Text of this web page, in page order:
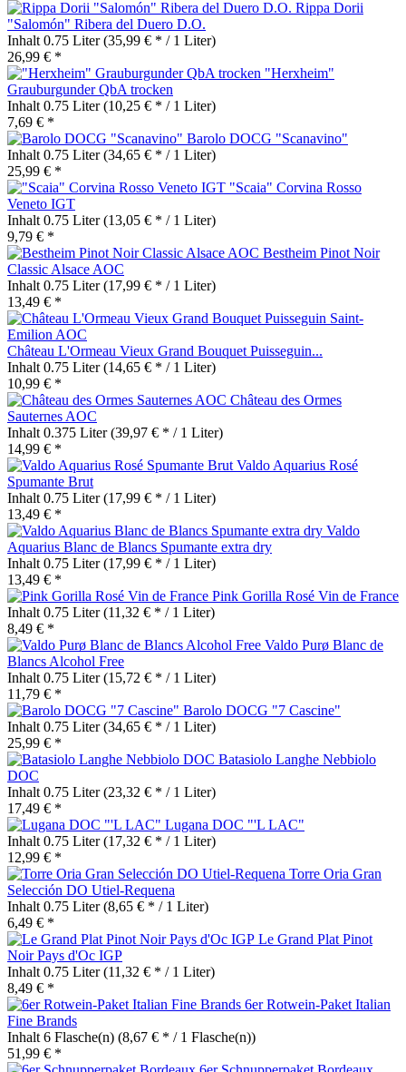
Rippa Dorii
"Salomón" Ribera del Duero D.O.
Inhalt 0.75 Liter(35,99 € * / 1 Liter)
26,99 € *
"Herxheim"
Grauburgunder QbA trocken
Inhalt 0.75 Liter(10,25 € * / 1 Liter)
7,69 € *
Barolo DOCG "Scanavino"
Inhalt 0.75 Liter(34,65 € * / 1 Liter)
25,99 € *
"Scaia" Corvina Rosso
Veneto IGT
Inhalt 0.75 Liter(13,05 € * / 1 Liter)
9,79 € *
Bestheim Pinot Noir
Classic Alsace AOC
Inhalt 0.75 Liter(17,99 € * / 1 Liter)
13,49 € *
Château L'Ormeau Vieux Grand Bouquet Puisseguin...
Inhalt 0.75 Liter(14,65 € * / 1 Liter)
10,99 € *
Château des Ormes
Sauternes AOC
Inhalt 0.375 Liter(39,97 € * / 1 Liter)
14,99 € *
Valdo Aquarius Rosé
Spumante Brut
Inhalt 0.75 Liter(17,99 € * / 1 Liter)
13,49 € *
Valdo
Aquarius Blanc de Blancs Spumante extra dry
Inhalt 0.75 Liter(17,99 € * / 1 Liter)
13,49 € *
Pink Gorilla Rosé Vin de France
Inhalt 0.75 Liter(11,32 € * / 1 Liter)
8,49 € *
Valdo Purø Blanc de
Blancs Alcohol Free
Inhalt 0.75 Liter(15,72 € * / 1 Liter)
11,79 € *
Barolo DOCG "7 Cascine"
Inhalt 0.75 Liter(34,65 € * / 1 Liter)
25,99 € *
Batasiolo Langhe Nebbiolo
DOC
Inhalt 0.75 Liter(23,32 € * / 1 Liter)
17,49 € *
Lugana DOC "'L LAC"
Inhalt 0.75 Liter(17,32 € * / 1 Liter)
12,99 € *
Torre Oria Gran
Selección DO Utiel-Requena
Inhalt 0.75 Liter(8,65 € * / 1 Liter)
6,49 € *
Le Grand Plat Pinot
Noir Pays d'Oc IGP
Inhalt 0.75 Liter(11,32 € * / 1 Liter)
8,49 € *
6er Rotwein-Paket Italian
Fine Brands
Inhalt 6 Flasche(n) (8,67 € * / 1 Flasche(n))
51,99 € *